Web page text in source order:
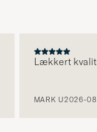
Lækkert
MARK U2026-